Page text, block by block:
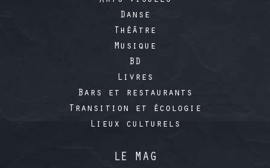
Danse
Théâtre
Musique
BD
Livres
Bars et restaurants
Transition et écologie
Lieux culturels
LE MAG